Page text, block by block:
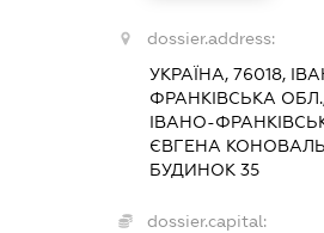
dossier.address:
УКРАЇНА, 76018,
ФРАНКІВСЬКА
ІВАНО-
ЄВГЕНА
БУДИНОК 35
dossier.capital: